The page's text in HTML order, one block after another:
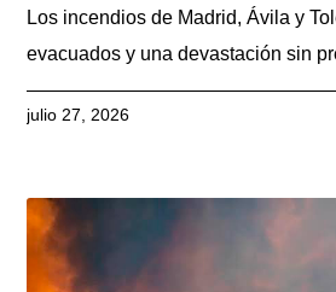
Los incendios de Madrid, Ávila y
evacuados y una devastación sin
julio 27, 2026